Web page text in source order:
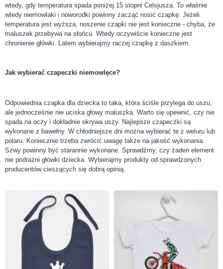
wtedy, gdy temperatura spada poniżej 15 stopni Celsjusza. To właśnie
wtedy niemowlaki i noworodki powinny zacząć nosić czapkę. Jeżeli
temperatura jest wyższa, noszenie czapki nie jest konieczne - chyba, że
maluszek przebywa na słońcu. Wtedy oczywiście konieczne jest
chronienie główki. Latem wybierajmy raczej czapkę z daszkiem.
Jak wybierać czapeczki niemowlęce?
Odpowiednia czapka dla dziecka to taka, która ściśle przylega do uszu,
ale jednocześnie nie uciska głowy maluszka. Warto się upewnić, czy nie
spada na oczy i dokładnie okrywa uszy. Najlepsze czapeczki są
wykonane z bawełny. W chłodniejsze dni można wybierać te z weluru lub
polaru. Koniecznie trzeba zwrócić uwagę także na jakość wykonania.
Szwy powinny być starannie wykonane. Sprawdźmy, czy żaden element
nie podrażni główki dziecka. Wybierajmy produkty od sprawdzonych
producentów cieszących się dobrą opinią.